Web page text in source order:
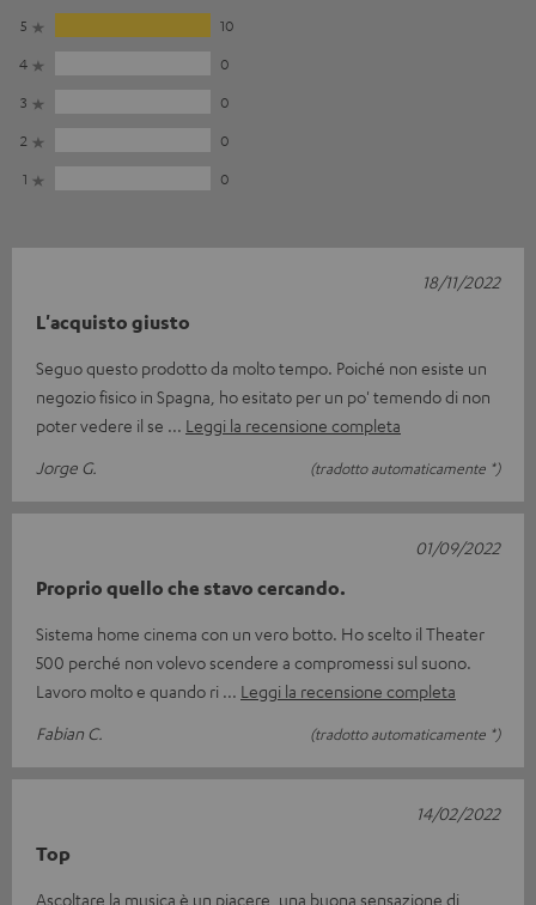
5
10
4
0
3
0
2
0
1
0
L'acquisto giusto
Seguo questo prodotto da molto tempo. Poiché non esiste un
negozio fisico in Spagna, ho esitato per un po' temendo di non
poter vedere il se
Leggi la recensione completa
Jorge G.
(tradotto automaticamente *)
18/11/2022
Proprio quello che stavo cercando.
Sistema home cinema con un vero botto. Ho scelto il Theater
500 perché non volevo scendere a compromessi sul suono.
Lavoro molto e quando ri
Leggi la recensione completa
Fabian C.
(tradotto automaticamente *)
01/09/2022
Top
Ascoltare la musica è un piacere, una buona sensazione di
14/02/2022